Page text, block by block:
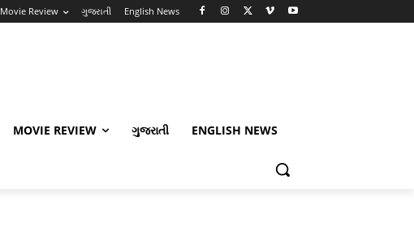
Movie Review ગુજરાતી English News
MOVIE REVIEW ગુજરાતી ENGLISH NEWS